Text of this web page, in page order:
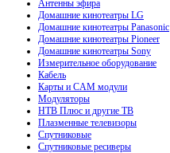
Антенны эфира
Домашние кинотеатры LG
Домашние кинотеатры Panasonic
Домашние кинотеатры Pioneer
Домашние кинотеатры Sony
Измерительное оборудование
Кабель
Карты и CAM модули
Модуляторы
НТВ Плюс и другие ТВ
Плазменные телевизоры
Спутниковые
Спутниковые ресиверы